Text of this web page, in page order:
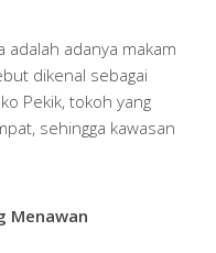
adalah adanya makam
dikenal sebagai
Pekik, tokoh yang
sehingga kawasan
Menawan